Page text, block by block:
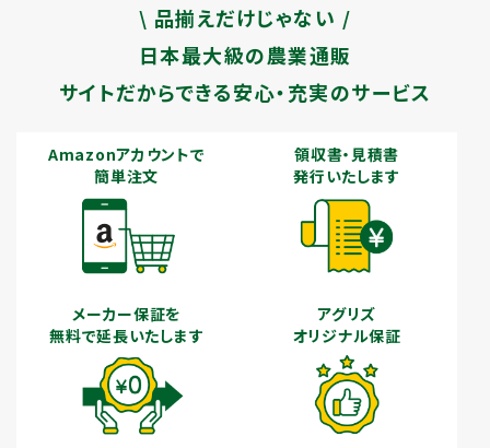
\ 品揃えだけじゃない /
日本最大級の農業通販
サイトだからできる安心・充実のサービス
Amazonアカウントで
簡単注文
領収書・見積書
発行いたします
メーカー保証を
無料で延長いたします
アグリズ
オリジナル保証